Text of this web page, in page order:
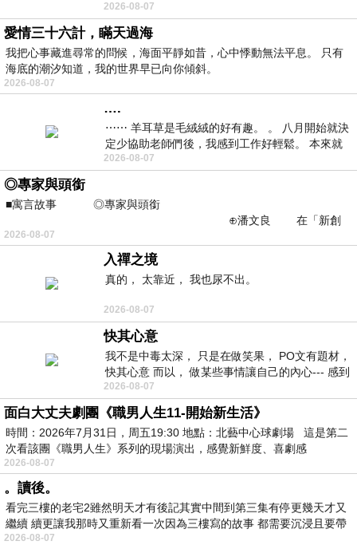
看到工作人員拿出料理包加熱，但
2026-08-07
愛情三十六計，瞞天過海
我把心事藏進尋常的問候，海面平靜如昔，心中悸動無法平息。 只有
海底的潮汐知道，我的世界早已向你傾斜。
2026-08-07
….
⋯⋯ 羊耳草是毛絨絨的好有趣。 。 八月開始就決
定少協助老師們後，我感到工作好輕鬆。 本來就
不是我的工作啊。 真
2026-08-07
◎專家與頭銜
■寓言故事 ◎專家與頭銜
⊕潘文良 在「新創
之谷」裡——
2026-08-07
入禪之境
真的， 太靠近， 我也尿不出。
2026-08-07
快其心意
我不是中毒太深， 只是在做笑果， PO文有題材，
快其心意 而以， 做某些事情讓自己的內心--- 感到
愉快。
2026-08-07
面白大丈夫劇團《職男人生11-開始新生活》
時間：2026年7月31日，周五19:30 地點：北藝中心球劇場 這是第二
次看該團《職男人生》系列的現場演出，感覺新鮮度、喜劇感
2026-08-07
。讀後。
看完三樓的老宅2雖然明天才有後記其實中間到第三集有停更幾天才又
繼續 續更讓我那時又重新看一次因為三樓寫的故事 都需要沉浸且要帶
有
2026-08-07